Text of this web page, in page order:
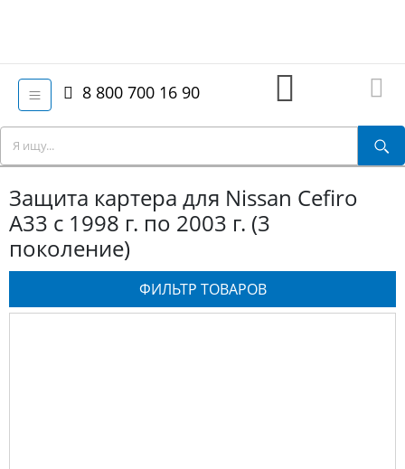
8 800 700 16 90
Защита картера для Nissan Cefiro
A33 с 1998 г. по 2003 г. (3
поколение)
ФИЛЬТР ТОВАРОВ